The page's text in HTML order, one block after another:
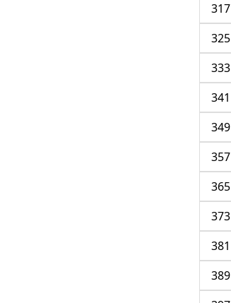
317
325
333
341
349
357
365
373
381
389